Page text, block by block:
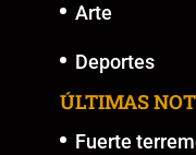
Arte
Deportes
ÚLTIMAS
Fuerte